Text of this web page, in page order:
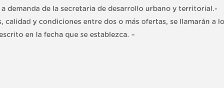
demanda de la secretaria de desarrollo urbano y territorial.-
calidad y condiciones entre dos o más ofertas, se llamarán a
en la fecha que se establezca. –